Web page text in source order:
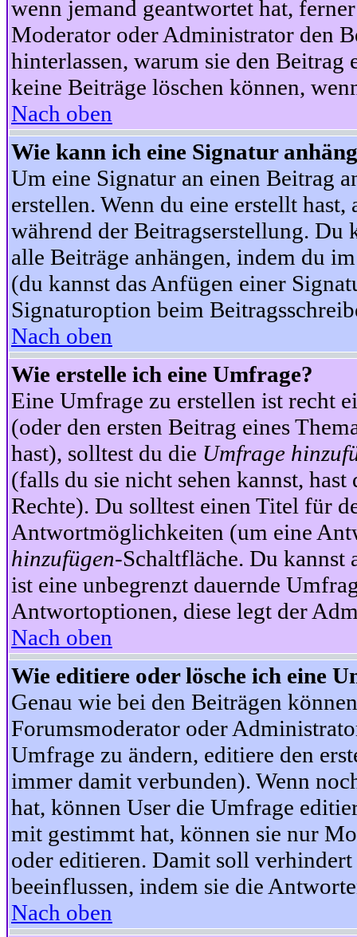
wenn jemand geantwortet hat,
Moderator oder Administrator den
hinterlassen, warum sie den Beitrag
keine Beiträge löschen können,
Nach oben
Wie kann ich eine Signatur
Um eine Signatur an einen Beitrag
erstellen. Wenn du eine erstellt
während der Beitragserstellung. Du
alle Beiträge anhängen, indem du
(du kannst das Anfügen einer
Signaturoption beim
Nach oben
Wie erstelle ich eine Umfrage?
Eine Umfrage zu erstellen ist recht
(oder den ersten Beitrag eines
hast), solltest du die Umfrage
(falls du sie nicht sehen kannst,
Rechte). Du solltest einen Titel für
Antwortmöglichkeiten (um eine
hinzufügen-Schaltfläche. Du
ist eine unbegrenzt dauernde
Antwortoptionen, diese legt der
Nach oben
Wie editiere oder lösche ich eine
Genau wie bei den Beiträgen
Forumsmoderator oder
Umfrage zu ändern, editiere den
immer damit verbunden). Wenn
hat, können User die Umfrage
mit gestimmt hat, können sie nur
oder editieren. Damit soll
beeinflussen, indem sie die
Nach oben